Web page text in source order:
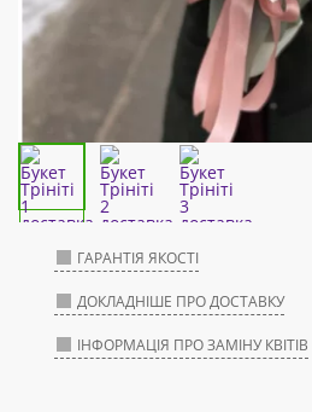
ГАРАНТІЯ ЯКОСТІ
ДОКЛАДНІШЕ ПРО ДОСТАВКУ
ІНФОРМАЦІЯ ПРО ЗАМІНУ КВІТІВ